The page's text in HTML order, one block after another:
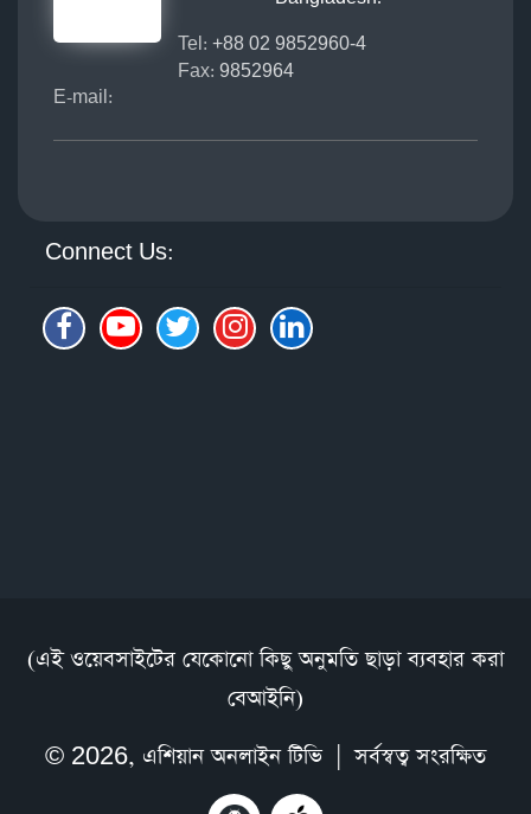
Tel: +88 02 9852960-4
Fax: 9852964
E-mail:
Connect Us:
(এই ওয়েবসাইটের যেকোনো কিছু অনুমতি ছাড়া ব্যবহার করা
বেআইনি)
© 2026, এশিয়ান অনলাইন টিভি| সর্বস্বত্ব সংরক্ষিত